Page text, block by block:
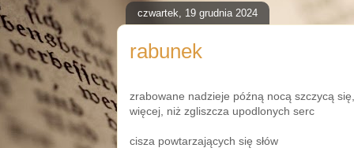
czwartek, 19 grudnia 2024
rabunek
zrabowane nadzieje późną nocą szczycą
więcej, niż zgliszcza upodlonych serc
cisza powtarzających się słów